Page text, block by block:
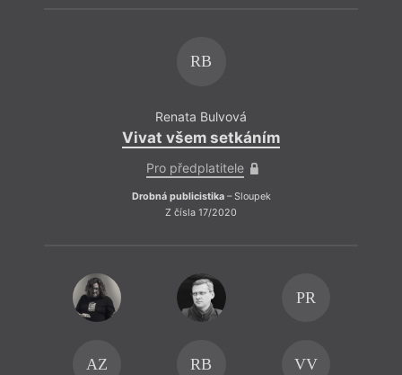
RB
Renata Bulvová
Vivat všem setkáním
Pro předplatitele
Drobná publicistika– Sloupek
Z čísla 17/2020
PR
AZ RB VV